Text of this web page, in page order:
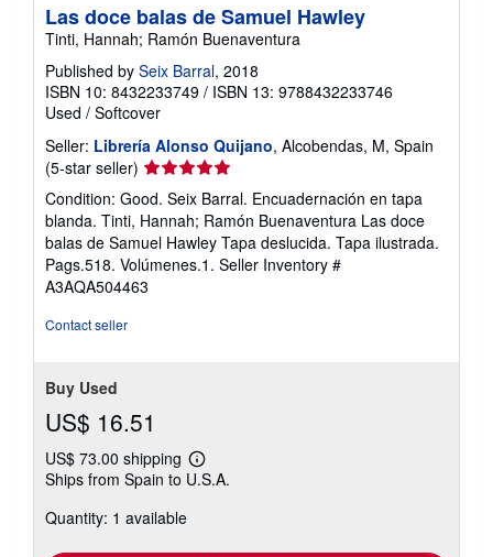
Las doce balas de Samuel Hawley
Tinti, Hannah; Ramón Buenaventura
Published by Seix Barral, 2018
ISBN 10: 8432233749 / ISBN 13: 9788432233746
Used / Softcover
Seller: Librería Alonso Quijano, Alcobendas, M, Spain
(5-star seller) Seller
rating
5
out
of
5
stars
Condition: Good. Seix Barral. Encuadernación en tapa
blanda. Tinti, Hannah; Ramón Buenaventura Las doce
balas de Samuel Hawley Tapa deslucida. Tapa ilustrada.
Pags.518. Volúmenes.1. Seller Inventory #
A3AQA504463
Contact seller
Buy Used
US$ 16.51
US$ 73.00 shipping
Learn
more
Ships from Spain to U.S.A.
Quantity: 1 available